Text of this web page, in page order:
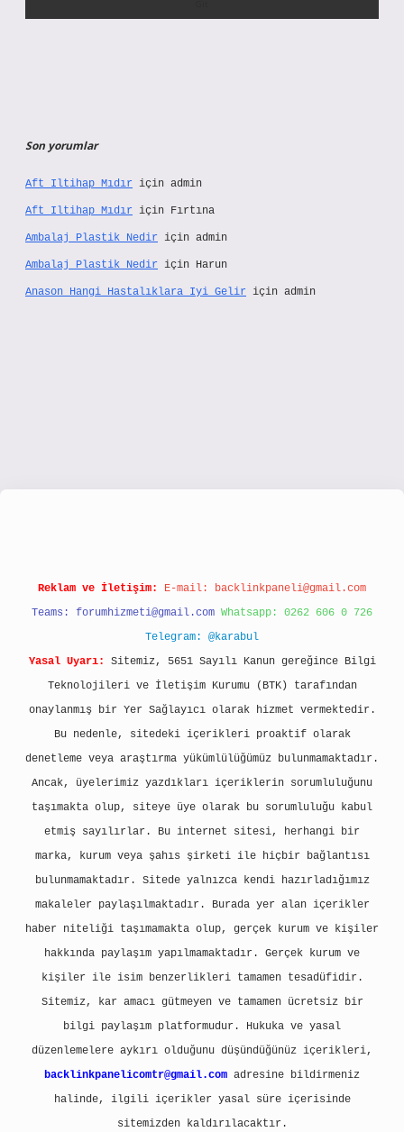
Son yorumlar
Aft Iltihap Mıdır için admin
Aft Iltihap Mıdır için Fırtına
Ambalaj Plastik Nedir için admin
Ambalaj Plastik Nedir için Harun
Anason Hangi Hastalıklara Iyi Gelir için admin
Reklam ve İletişim: E-mail: backlinkpaneli@gmail.com
Teams: forumhizmeti@gmail.com Whatsapp: 0262 606 0 726
Telegram: @karabul
Yasal Uyarı:
Sitemiz, 5651 Sayılı Kanun gereğince Bilgi
Teknolojileri ve İletişim Kurumu (BTK) tarafından
onaylanmış bir Yer Sağlayıcı olarak hizmet vermektedir.
Bu nedenle, sitedeki içerikleri proaktif olarak
denetleme veya araştırma yükümlülüğümüz bulunmamaktadır.
Ancak, üyelerimiz yazdıkları içeriklerin sorumluluğunu
taşımakta olup, siteye üye olarak bu sorumluluğu kabul
etmiş sayılırlar. Bu internet sitesi, herhangi bir
marka, kurum veya şahıs şirketi ile hiçbir bağlantısı
bulunmamaktadır. Sitede yalnızca kendi hazırladığımız
makaleler paylaşılmaktadır. Burada yer alan içerikler
haber niteliği taşımamakta olup, gerçek kurum ve kişiler
hakkında paylaşım yapılmamaktadır. Gerçek kurum ve
kişiler ile isim benzerlikleri tamamen tesadüfidir.
Sitemiz, kar amacı gütmeyen ve tamamen ücretsiz bir
bilgi paylaşım platformudur. Hukuka ve yasal
düzenlemelere aykırı olduğunu düşündüğünüz içerikleri,
backlinkpanelicomtr@gmail.com adresine bildirmeniz
halinde, ilgili içerikler yasal süre içerisinde
sitemizden kaldırılacaktır.